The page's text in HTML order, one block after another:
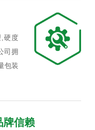
硬度
司拥
包装
牌信赖